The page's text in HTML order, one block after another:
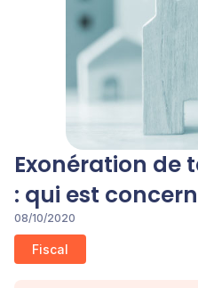
Exonération de
: qui est
08/10/2020
Fiscal